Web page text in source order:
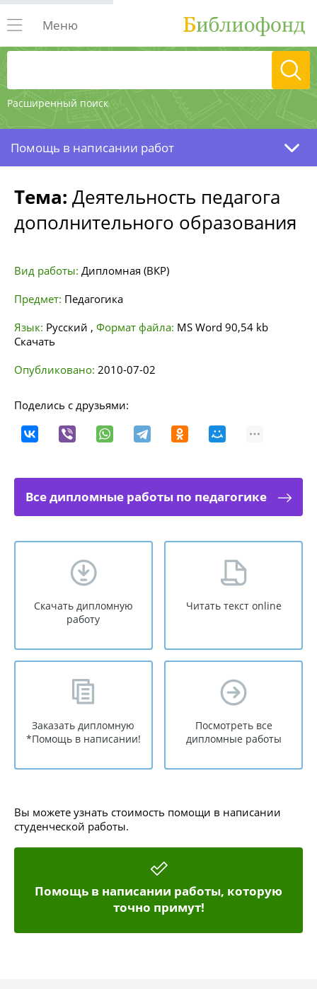
Расширенный поиск
Меню
Помощь в написании работ
Тема: Деятельность педагога
дополнительного образования
Вид работы: Дипломная (ВКР)
Предмет: Педагогика
Язык: Русский , Формат файла: MS Word 90,54 kb
Скачать
Опубликовано: 2010-07-02
Поделись с друзьями:
Все дипломные работы по педагогике
Скачать дипломную
работу
Читать текст online
Заказать дипломную
*Помощь в написании!
Посмотреть все
дипломные работы
Вы можете узнать стоимость помощи в написании
студенческой работы.
Помощь в написании работы, которую
точно примут!